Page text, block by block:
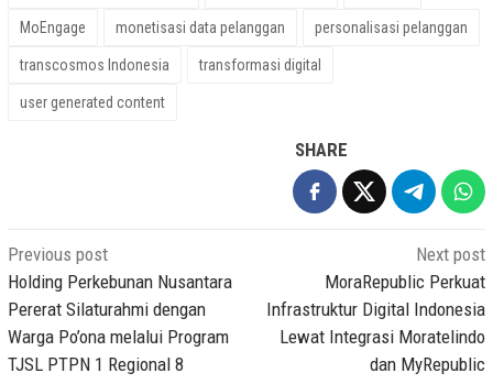
MoEngage monetisasi data pelanggan personalisasi pelanggan
transcosmos Indonesia transformasi digital
user generated content
SHARE
Post
navigation
Previous post
Holding Perkebunan Nusantara
Pererat Silaturahmi dengan
Warga Po’ona melalui Program
TJSL PTPN 1 Regional 8
Next post
MoraRepublic Perkuat
Infrastruktur Digital Indonesia
Lewat Integrasi Moratelindo
dan MyRepublic